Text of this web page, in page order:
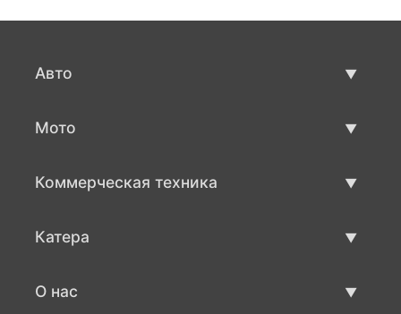
Авто
Мото
Коммерческая техника
Катера
О нас